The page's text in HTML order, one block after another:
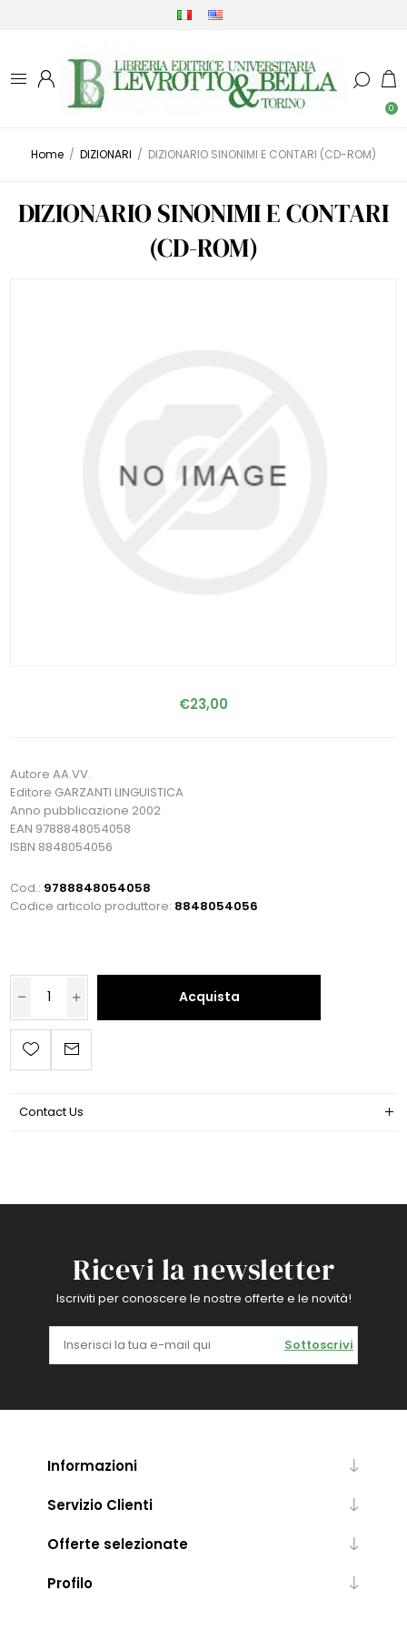
0
Home / DIZIONARI / DIZIONARIO SINONIMI E CONTARI (CD-ROM)
DIZIONARIO SINONIMI E CONTARI
(CD-ROM)
€23,00
Autore AA.VV.
Editore GARZANTI LINGUISTICA
Anno pubblicazione 2002
EAN 9788848054058
ISBN 8848054056
Cod.: 9788848054058
Codice articolo produttore: 8848054056
Acquista
Contact Us
Ricevi la newsletter
Iscriviti per conoscere le nostre offerte e le novità!
Sottoscrivi
Informazioni
Servizio Clienti
Offerte selezionate
Profilo